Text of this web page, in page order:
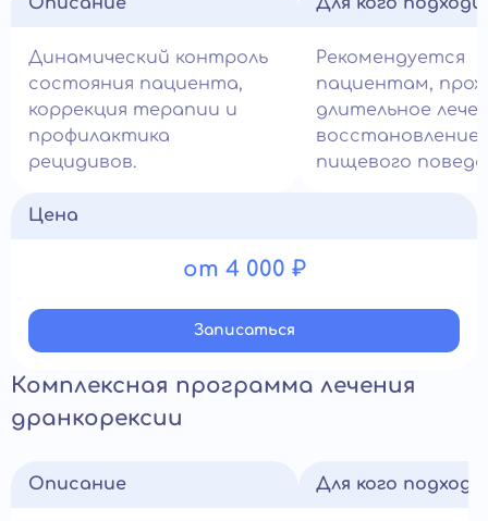
Динамический контроль
состояния пациента,
коррекция терапии и
профилактика
рецидивов.
Рекомендуется
пациентам,
длительное
восстановление
пищевого
Цена
от 4 000 ₽
Записатьcя
Комплексная программа лечения
дранкорексии
Описание Для кого